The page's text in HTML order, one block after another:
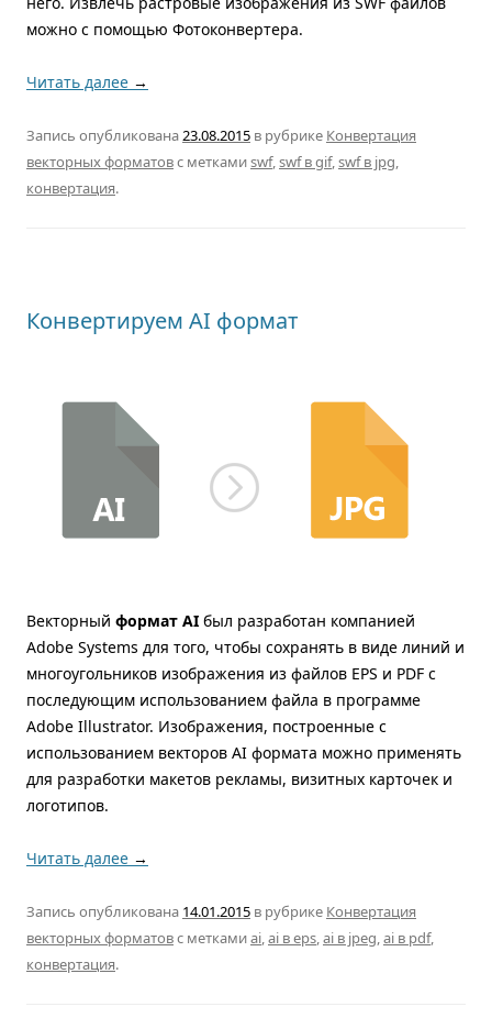
можно с помощью Фотоконвертера.
Читать далее →
Запись опубликована23.08.2015 в рубрике Конвертация
векторных форматовс меткамиswf,swf в gif,swf в jpg,
конвертация.
Конвертируем AI формат
Векторный формат AI был разработан компанией
Adobe Systems для того, чтобы сохранять в виде линий и
многоугольников изображения из файлов EPS и PDF с
последующим использованием файла в программе
Adobe Illustrator. Изображения, построенные с
использованием векторов AI формата можно применять
для разработки макетов рекламы, визитных карточек и
логотипов.
Читать далее →
Запись опубликована 14.01.2015 в рубрике Конвертация
векторных форматовс меткамиai,ai в eps,ai в jpeg,ai в pdf,
конвертация.